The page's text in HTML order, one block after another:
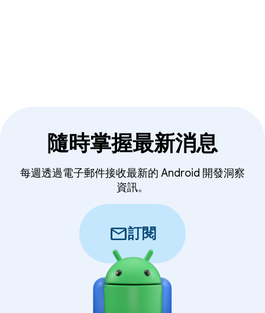
隨時掌握最新消息
每週透過電子郵件接收最新的 Android 開發洞察
資訊。
mail訂閱